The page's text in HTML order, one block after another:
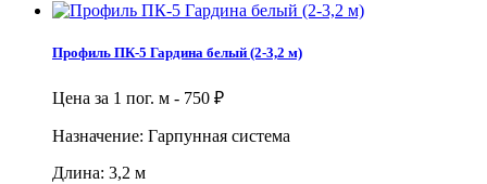
Профиль ПК-5 Гардина белый (2-3,2 м)
Цена за 1 пог. м - 750 ₽
Назначение: Гарпунная система
Длина: 3,2 м